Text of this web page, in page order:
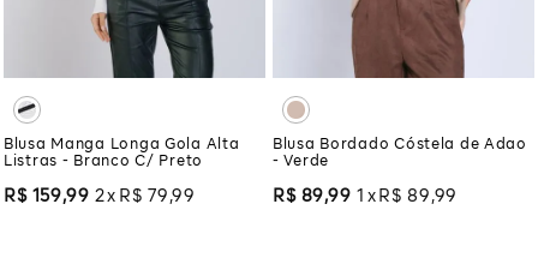
Blusa Manga Longa Gola Alta
Listras - Branco C/ Preto
R$ 159,99 2 R$ 79 ,99
Blusa Bordado Cóstela de Adao
- Verde
R$ 89,99 1 R$ 89 ,99